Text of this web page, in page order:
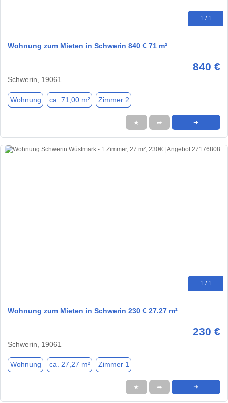
1 / 1
Wohnung zum Mieten in Schwerin 840 € 71 m²
840 €
Schwerin, 19061
Wohnung ca. 71,00 m² Zimmer 2
★ ➦ ➜
1 / 1
Wohnung zum Mieten in Schwerin 230 € 27.27 m²
230 €
Schwerin, 19061
Wohnung ca. 27,27 m² Zimmer 1
★ ➦ ➜